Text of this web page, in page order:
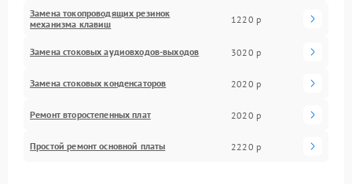
Замена токопроводящих резинок
механизма клавиш
1220 р
Замена стоковых аудиовходов-выходов 3020 р
Замена стоковых конденсаторов 2020 р
Ремонт второстепенных плат 2020 р
Простой ремонт основной платы 2220 р